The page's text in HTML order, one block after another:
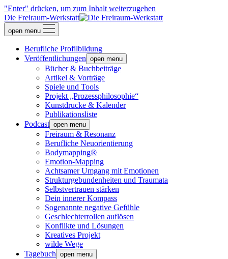
"Enter" drücken, um zum Inhalt weiterzugehen
Die Freiraum-Werkstatt
open menu
Berufliche Profilbildung
Veröffentlichungen open menu
Bücher & Buchbeiträge
Artikel & Vorträge
Spiele und Tools
Projekt „Prozessphilosophie“
Kunstdrucke & Kalender
Publikationsliste
Podcast open menu
Freiraum & Resonanz
Berufliche Neuorientierung
Bodymapping®
Emotion-Mapping
Achtsamer Umgang mit Emotionen
Strukturgebundenheiten und Traumata
Selbstvertrauen stärken
Dein innerer Kompass
Sogenannte negative Gefühle
Geschlechterrollen auflösen
Konflikte und Lösungen
Kreatives Projekt
wilde Wege
Tagebuch open menu